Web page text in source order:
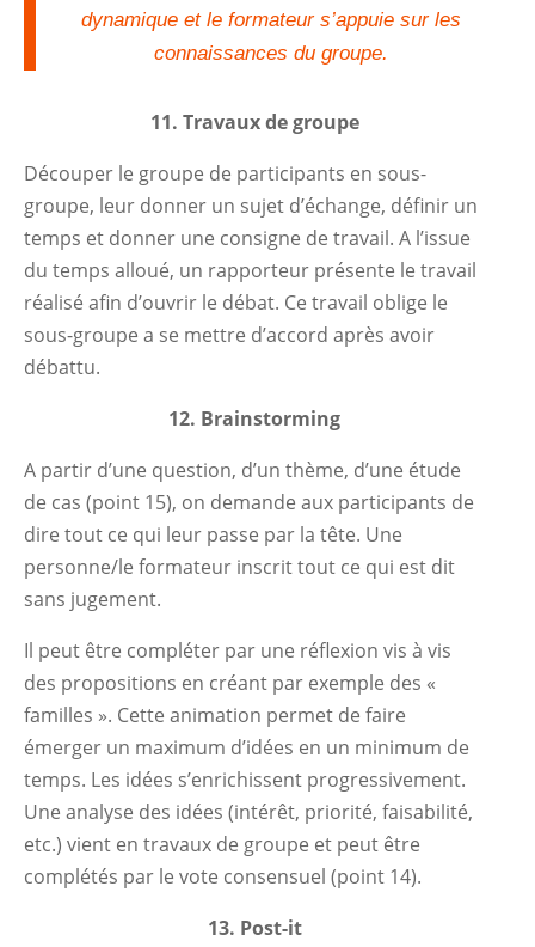
dynamique et le formateur s’appuie sur les
connaissances du groupe.
11. Travaux de groupe
Découper le groupe de participants en sous-
groupe, leur donner un sujet d’échange, définir un
temps et donner une consigne de travail. A l’issue
du temps alloué, un rapporteur présente le travail
réalisé afin d’ouvrir le débat. Ce travail oblige le
sous-groupe a se mettre d’accord après avoir
débattu.
12. Brainstorming
A partir d’une question, d’un thème, d’une étude
de cas (point 15), on demande aux participants de
dire tout ce qui leur passe par la tête. Une
personne/le formateur inscrit tout ce qui est dit
sans jugement.
Il peut être compléter par une réflexion vis à vis
des propositions en créant par exemple des «
familles ». Cette animation permet de faire
émerger un maximum d’idées en un minimum de
temps. Les idées s’enrichissent progressivement.
Une analyse des idées (intérêt, priorité, faisabilité,
etc.) vient en travaux de groupe et peut être
complétés par le vote consensuel (point 14).
13. Post-it